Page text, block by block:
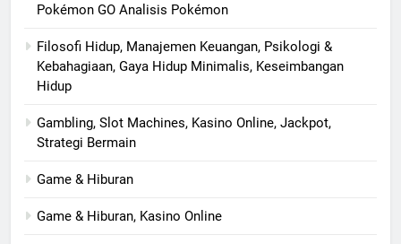
Pokémon GO Analisis Pokémon
Filosofi Hidup, Manajemen Keuangan, Psikologi &
Kebahagiaan, Gaya Hidup Minimalis, Keseimbangan
Hidup
Gambling, Slot Machines, Kasino Online, Jackpot,
Strategi Bermain
Game & Hiburan
Game & Hiburan, Kasino Online